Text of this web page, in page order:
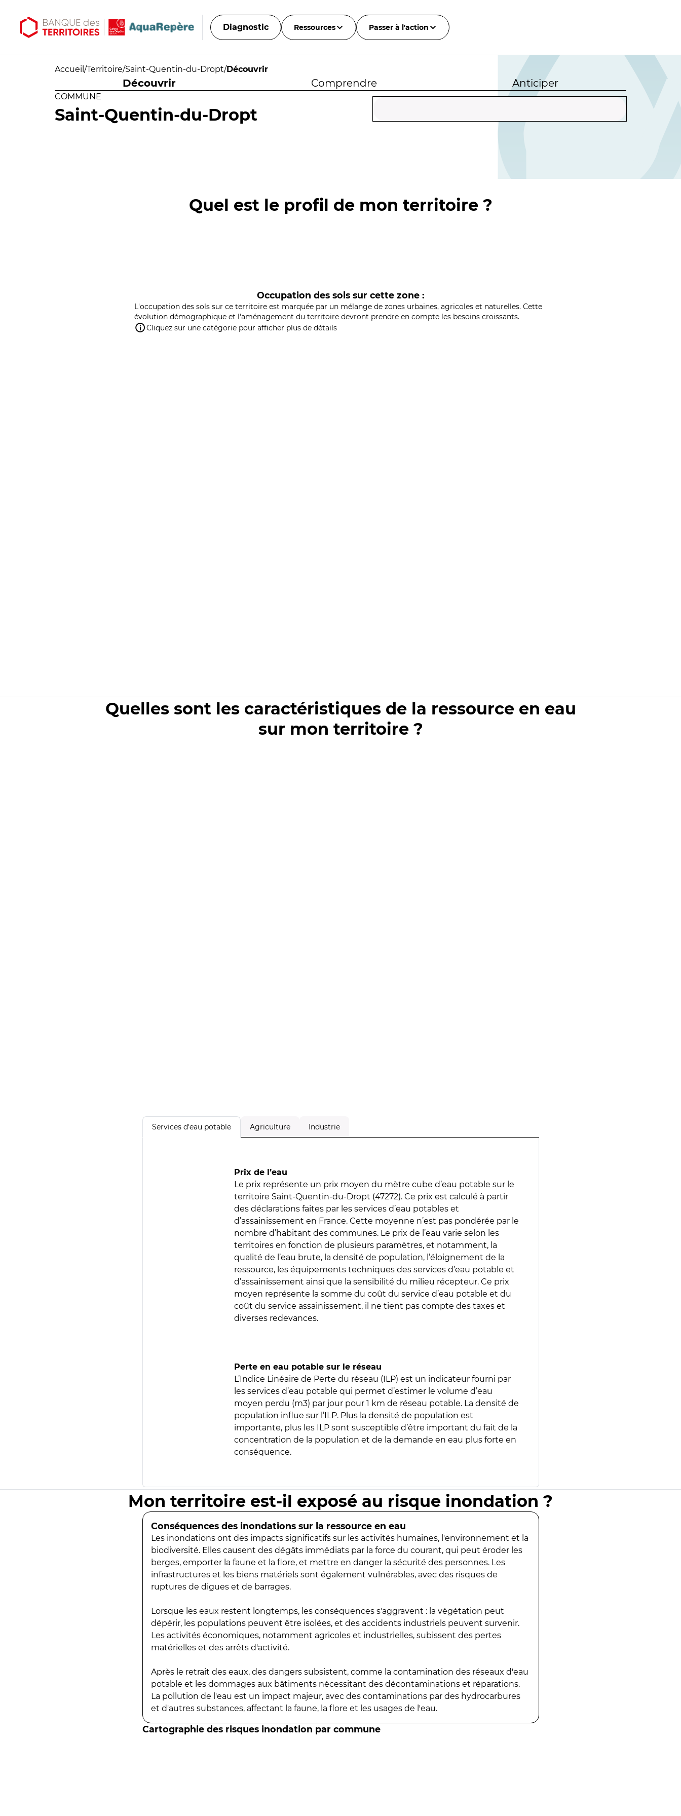
Diagnostic Ressources Passer à l'action
Accueil /Territoire/Saint-Quentin-du-Dropt/Découvrir
Découvrir Comprendre Anticiper
COMMUNE
Saint-Quentin-du-Dropt
Quel est le profil de mon territoire ?
Occupation des sols sur cette zone :
L'occupation des sols sur ce territoire est marquée par un mélange de zones urbaines, agricoles et naturelles. Cette
évolution démographique et l'aménagement du territoire devront prendre en compte les besoins croissants.
Cliquez sur une catégorie pour afficher plus de détails
Quelles sont les caractéristiques de la ressource en eau
sur mon territoire ?
Services d'eau potable Agriculture Industrie
Prix de l’eau
Le prix représente un prix moyen du mètre cube d’eau potable sur le
territoire Saint-Quentin-du-Dropt (47272). Ce prix est calculé à partir
des déclarations faites par les services d’eau potables et
d’assainissement en France. Cette moyenne n’est pas pondérée par le
nombre d’habitant des communes. Le prix de l’eau varie selon les
territoires en fonction de plusieurs paramètres, et notamment, la
qualité de l’eau brute, la densité de population, l’éloignement de la
ressource, les équipements techniques des services d’eau potable et
d’assainissement ainsi que la sensibilité du milieu récepteur. Ce prix
moyen représente la somme du coût du service d’eau potable et du
coût du service assainissement, il ne tient pas compte des taxes et
diverses redevances.
Perte en eau potable sur le réseau
L’Indice Linéaire de Perte du réseau (ILP) est un indicateur fourni par
les services d’eau potable qui permet d’estimer le volume d’eau
moyen perdu (m3) par jour pour 1 km de réseau potable. La densité de
population influe sur l’ILP. Plus la densité de population est
importante, plus les ILP sont susceptible d’être important du fait de la
concentration de la population et de la demande en eau plus forte en
conséquence.
Mon territoire est-il exposé au risque inondation ?
Conséquences des inondations sur la ressource en eau
Les inondations ont des impacts significatifs sur les activités humaines, l'environnement et la
biodiversité. Elles causent des dégâts immédiats par la force du courant, qui peut éroder les
berges, emporter la faune et la flore, et mettre en danger la sécurité des personnes. Les
infrastructures et les biens matériels sont également vulnérables, avec des risques de
ruptures de digues et de barrages.
Lorsque les eaux restent longtemps, les conséquences s'aggravent : la végétation peut
dépérir, les populations peuvent être isolées, et des accidents industriels peuvent survenir.
Les activités économiques, notamment agricoles et industrielles, subissent des pertes
matérielles et des arrêts d'activité.
Après le retrait des eaux, des dangers subsistent, comme la contamination des réseaux d'eau
potable et les dommages aux bâtiments nécessitant des décontaminations et réparations.
La pollution de l'eau est un impact majeur, avec des contaminations par des hydrocarbures
et d'autres substances, affectant la faune, la flore et les usages de l'eau.
Cartographie des risques inondation par commune